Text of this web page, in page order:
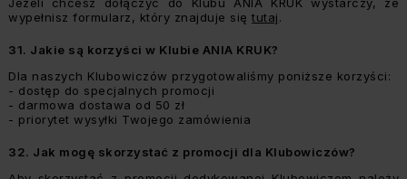
wypełnisz formularz, który znajduje się tutaj.
31. Jakie są korzyści w Klubie ANIA KRUK?
Dla naszych Klubowiczów przygotowaliśmy poniższe korzyści:
- dostęp do specjalnych promocji
- darmowa dostawa od 50 zł
- priorytet wysyłki Twojego zamówienia
32. Jak mogę skorzystać z promocji dla Klubowiczów?